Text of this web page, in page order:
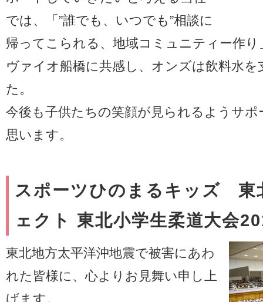
では、「”誰でも、いつでも”相談に
帰ってこられる、地域コミュニティー作
ヴァイオ船橋に共感し、オンズは飲料水
た。
今後も子供たちの笑顔が見られるようサ
思います。
スポーツひのまるキッズ 東
ェクト 東北小学生柔道大会
東北地方太平洋沖地震で被害にあわ
れた皆様に、心よりお見舞い申し上
げます。